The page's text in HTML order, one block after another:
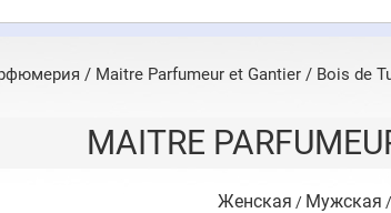
/ Maitre Parfumeur et Gantier / Bois de
MAITRE
Женская / Мужская /